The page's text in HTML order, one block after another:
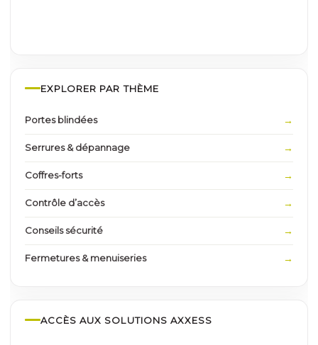
EXPLORER PAR THÈME
Portes blindées
Serrures & dépannage
Coffres-forts
Contrôle d’accès
Conseils sécurité
Fermetures & menuiseries
ACCÈS AUX SOLUTIONS AXXESS